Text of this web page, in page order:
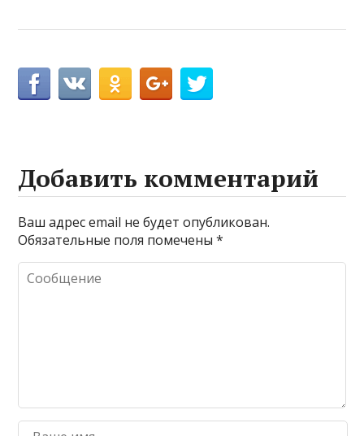
Добавить комментарий
Ваш адрес email не будет опубликован.
Обязательные поля помечены*